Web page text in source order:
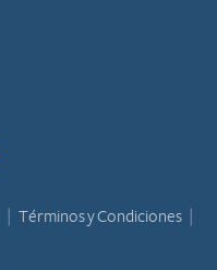
Términos y Condiciones